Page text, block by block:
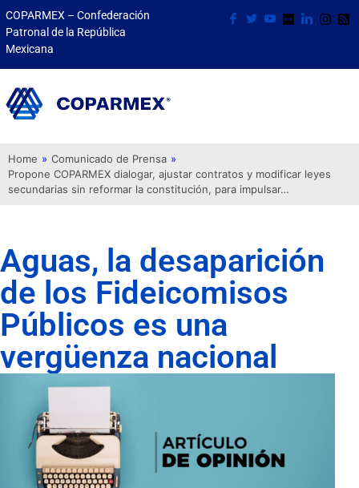
COPARMEX – Confederación
Patronal de la República
Mexicana
Home » Comunicado de Prensa »
Propone COPARMEX dialogar, ajustar contratos y modificar leyes
secundarias sin reformar la constitución, para impulsar…
Aguas, la desaparición
de los Fideicomisos
Públicos es una
vergüenza nacional